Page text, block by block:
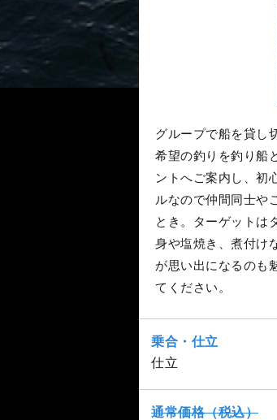
グループで船を貸し
希望の釣りを釣り船
ントへご案内し、初
ルなので仲間同士や
とき。ターゲットは
身や塩焼き、煮付け
が思い出になるのも
てください。
乗合・仕立
仕立
通常価格（税込）